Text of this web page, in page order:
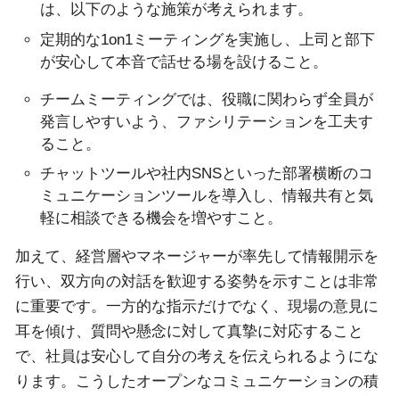
は、以下のような施策が考えられます。
定期的な1on1ミーティングを実施し、上司と部下
が安心して本音で話せる場を設けること。
チームミーティングでは、役職に関わらず全員が
発言しやすいよう、ファシリテーションを工夫す
ること。
チャットツールや社内SNSといった部署横断のコ
ミュニケーションツールを導入し、情報共有と気
軽に相談できる機会を増やすこと。
加えて、経営層やマネージャーが率先して情報開示を
行い、双方向の対話を歓迎する姿勢を示すことは非常
に重要です。一方的な指示だけでなく、現場の意見に
耳を傾け、質問や懸念に対して真摯に対応すること
で、社員は安心して自分の考えを伝えられるようにな
ります。こうしたオープンなコミュニケーションの積